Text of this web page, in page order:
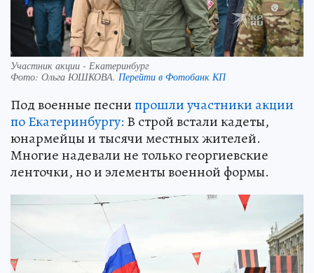
Участник акции - Екатеринбург
Фото: Ольга ЮШКОВА. Перейти в Фотобанк КП
Под военные песнипрошли участники акции
по Екатеринбургу: В строй встали кадеты,
юнармейцы и тысячи местных жителей.
Многие надевали не только георгиевские
ленточки, но и элементы военной формы.